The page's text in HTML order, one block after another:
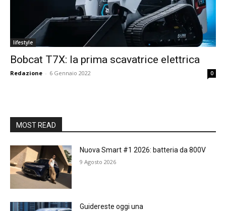
lifestyle
Bobcat T7X: la prima scavatrice elettrica
Redazione - 6 Gennaio 2022 0
MOST READ
Nuova Smart #1 2026: batteria da 800V
9 Agosto 2026
Guidereste oggi una